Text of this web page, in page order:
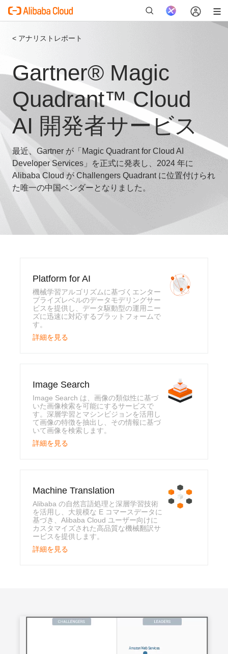
< アナリストレポート
Gartner® Magic
Quadrant™ Cloud
AI 開発者サービス
最近、Gartner が「Magic Quadrant for Cloud AI
Developer Services」を正式に発表し、2024 年に
Alibaba Cloud が Challengers Quadrant に位置付けられ
た唯一の中国ベンダーとなりました。
Platform for AI
機械学習アルゴリズムに基づくエンター
プライズレベルのデータモデリングサー
ビスを提供し、データ駆動型の運用ニー
ズに迅速に対応するプラットフォームで
す。
詳細を見る
Image Search
Image Search は、画像の類似性に基づ
いた画像検索を可能にするサービスで
す。深層学習とマシンビジョンを活用し
て画像の特徴を抽出し、その情報に基づ
いて画像を検索します。
詳細を見る
Machine Translation
Alibaba の自然言語処理と深層学習技術
を活用し、大規模な E コマースデータに
基づき、Alibaba Cloud ユーザー向けに
カスタマイズされた高品質な機械翻訳サ
ービスを提供します。
詳細を見る